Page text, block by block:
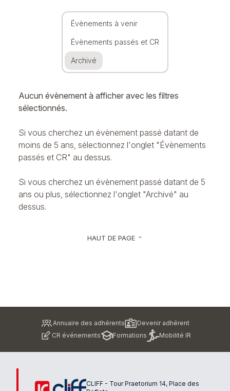
Évènements à venir
Évènements passés et CR
Archivé
Aucun évènement à afficher avec les filtres
sélectionnés.
Si vous cherchez un évènement passé datant de
moins de 5 ans, sélectionnez l'onglet "Évènements
passés et CR" au dessus.
Si vous cherchez un évènement passé datant de 5
ans ou plus, sélectionnez l'onglet "Archivé" au
dessus.
HAUT DE PAGE keyboard_arrow_up
Annuaire des adhérents
Devenir adhérent
CR événements
Formations Mobilité IR
CLIFF - Tour Praetorium 14, Place des